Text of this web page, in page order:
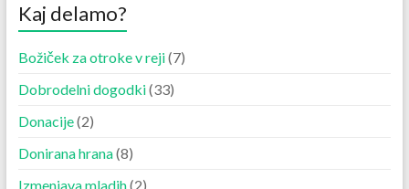
Kaj delamo?
Božiček za otroke v reji(7)
Dobrodelni dogodki(33)
Donacije(2)
Donirana hrana(8)
Izmenjava mladih(2)